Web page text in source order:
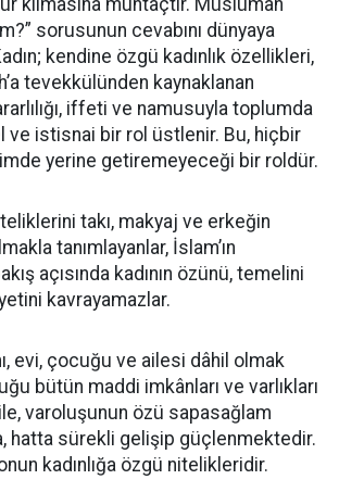
kılmasına muhtaçtır. Müslüman
sorusunun cevabını dünyaya
kendine özgü kadınlık özellikleri,
tevekkülünden kaynaklanan
iffeti ve namusuyla toplumda
ve istisnai bir rol üstlenir. Bu, hiçbir
yerine getiremeyeceği bir roldür.
takı, makyaj ve erkeğin
tanımlayanlar, İslam’ın
açısında kadının özünü, temelini
kavrayamazlar.
evi, çocuğu ve ailesi dâhil olmak
bütün maddi imkânları ve varlıkları
varoluşunun özü sapasağlam
hatta sürekli gelişip güçlenmektedir.
kadınlığa özgü nitelikleridir.